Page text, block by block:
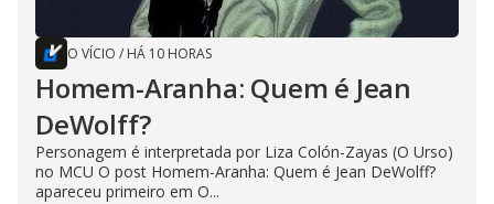
O VÍCIO / HÁ 10 HORAS
Homem-Aranha: Quem é Jean
DeWolff?
Personagem é interpretada por Liza Colón-Zayas (O Urso)
no MCU O post Homem-Aranha: Quem é Jean DeWolff?
apareceu primeiro em O...